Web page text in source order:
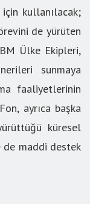
kullanılacak;
de yürüten
Ülke Ekipleri,
sunmaya
faaliyetlerinin
ayrıca başka
küresel
de maddi destek